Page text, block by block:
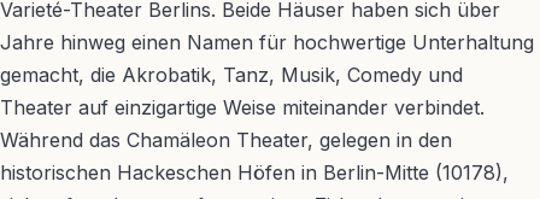
Varieté-Theater Berlins. Beide Häuser haben sich über
Jahre hinweg einen Namen für hochwertige Unterhaltung
gemacht, die Akrobatik, Tanz, Musik, Comedy und
Theater auf einzigartige Weise miteinander verbindet.
Während das Chamäleon Theater, gelegen in den
historischen Hackeschen Höfen in Berlin-Mitte (10178),